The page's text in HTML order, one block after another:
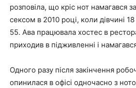
розповіла, що кріс нот намагався
сексом в 2010 році, коли дівчині
55. Ава працювала хостес в
приходив в підживленні і
Одного разу після закінчення
опинилася в офісі одночасно з